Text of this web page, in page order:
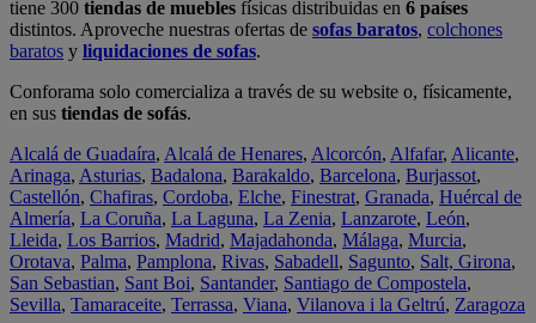
tiene 300 tiendas de muebles físicas distribuidas en 6 países
distintos. Aproveche nuestras ofertas de sofas baratos, colchones
baratos y liquidaciones de sofas.
Conforama solo comercializa a través de su website o, físicamente,
en sus tiendas de sofás.
Alcalá de Guadaíra, Alcalá de Henares, Alcorcón, Alfafar, Alicante,
Arinaga, Asturias, Badalona, Barakaldo, Barcelona, Burjassot,
Castellón, Chafiras, Cordoba, Elche, Finestrat, Granada, Huércal de
Almería, La Coruña, La Laguna, La Zenia, Lanzarote, León,
Lleida, Los Barrios, Madrid, Majadahonda, Málaga, Murcia,
Orotava, Palma, Pamplona, Rivas, Sabadell, Sagunto, Salt, Girona,
San Sebastian, Sant Boi, Santander, Santiago de Compostela,
Sevilla, Tamaraceite, Terrassa, Viana, Vilanova i la Geltrú, Zaragoza